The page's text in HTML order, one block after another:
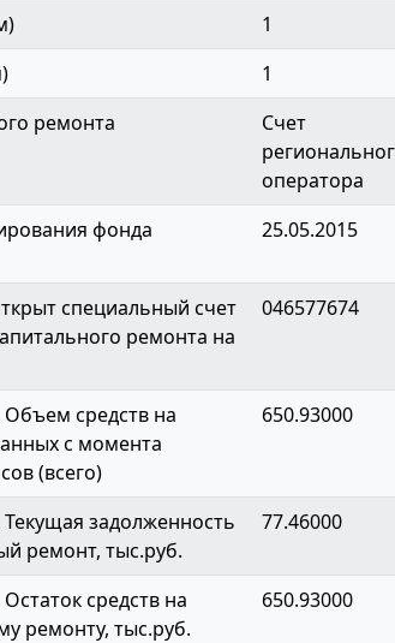
1
1
ремонта
Счет
оператора
фонда
25.05.2015
специальный счет
ремонта на
046577674
средств на
с момента
(всего)
650.93000
задолженность
ремонт, тыс.руб.
77.46000
средств на
ремонту, тыс.руб.
650.93000